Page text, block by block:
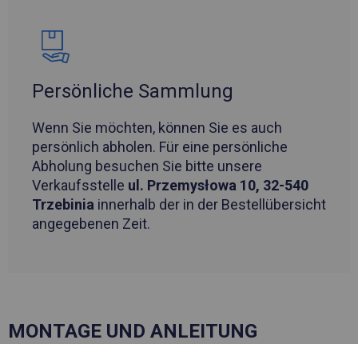
Persönliche Sammlung
Wenn Sie möchten, können Sie es auch
persönlich abholen. Für eine persönliche
Abholung besuchen Sie bitte unsere
Verkaufsstelle ul. Przemysłowa 10, 32-540
Trzebinia innerhalb der in der Bestellübersicht
angegebenen Zeit.
MONTAGE UND ANLEITUNG